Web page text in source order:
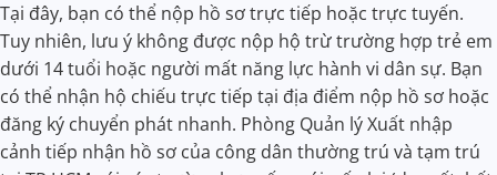
Tại đây, bạn có thể nộp hồ sơ trực tiếp hoặc trực tuyến.
Tuy nhiên, lưu ý không được nộp hộ trừ trường hợp trẻ em
dưới 14 tuổi hoặc người mất năng lực hành vi dân sự. Bạn
có thể nhận hộ chiếu trực tiếp tại địa điểm nộp hồ sơ hoặc
đăng ký chuyển phát nhanh. Phòng Quản lý Xuất nhập
cảnh tiếp nhận hồ sơ của công dân thường trú và tạm trú